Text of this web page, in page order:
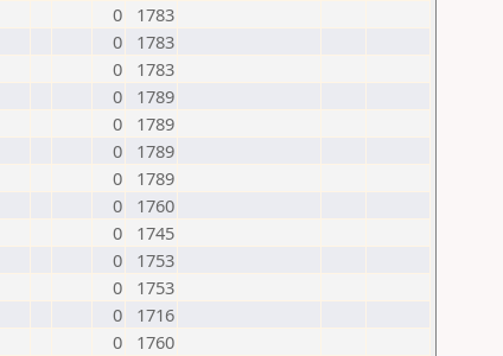
0
1783
0
1783
0
1783
0
1789
0
1789
0
1789
0
1789
0
1760
0
1745
0
1753
0
1753
0
1716
0
1760